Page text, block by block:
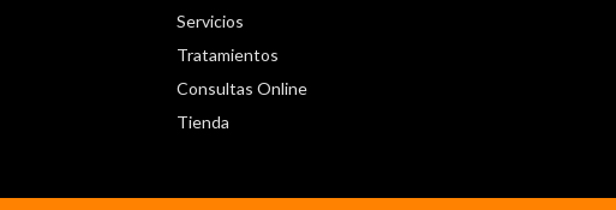
Servicios
Tratamientos
Consultas Online
Tienda